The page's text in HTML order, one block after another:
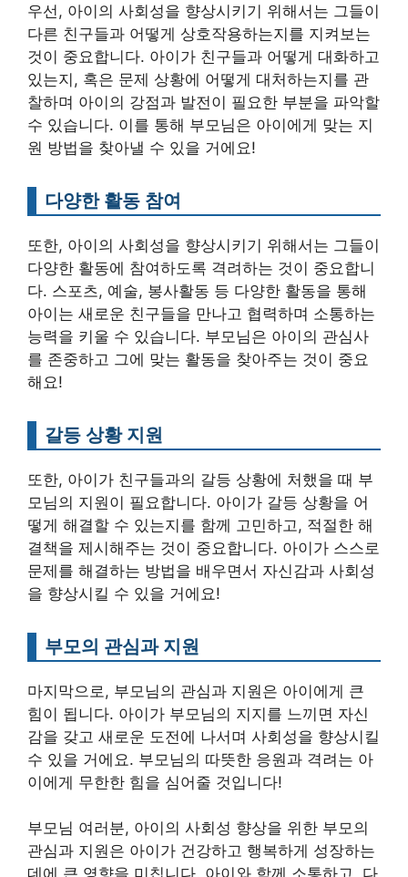
우선, 아이의 사회성을 향상시키기 위해서는 그들이
다른 친구들과 어떻게 상호작용하는지를 지켜보는
것이 중요합니다. 아이가 친구들과 어떻게 대화하고
있는지, 혹은 문제 상황에 어떻게 대처하는지를 관
찰하며 아이의 강점과 발전이 필요한 부분을 파악할
수 있습니다. 이를 통해 부모님은 아이에게 맞는 지
원 방법을 찾아낼 수 있을 거에요!
다양한 활동 참여
또한, 아이의 사회성을 향상시키기 위해서는 그들이
다양한 활동에 참여하도록 격려하는 것이 중요합니
다. 스포츠, 예술, 봉사활동 등 다양한 활동을 통해
아이는 새로운 친구들을 만나고 협력하며 소통하는
능력을 키울 수 있습니다. 부모님은 아이의 관심사
를 존중하고 그에 맞는 활동을 찾아주는 것이 중요
해요!
갈등 상황 지원
또한, 아이가 친구들과의 갈등 상황에 처했을 때 부
모님의 지원이 필요합니다. 아이가 갈등 상황을 어
떻게 해결할 수 있는지를 함께 고민하고, 적절한 해
결책을 제시해주는 것이 중요합니다. 아이가 스스로
문제를 해결하는 방법을 배우면서 자신감과 사회성
을 향상시킬 수 있을 거에요!
부모의 관심과 지원
마지막으로, 부모님의 관심과 지원은 아이에게 큰
힘이 됩니다. 아이가 부모님의 지지를 느끼면 자신
감을 갖고 새로운 도전에 나서며 사회성을 향상시킬
수 있을 거에요. 부모님의 따뜻한 응원과 격려는 아
이에게 무한한 힘을 심어줄 것입니다!
부모님 여러분, 아이의 사회성 향상을 위한 부모의
관심과 지원은 아이가 건강하고 행복하게 성장하는